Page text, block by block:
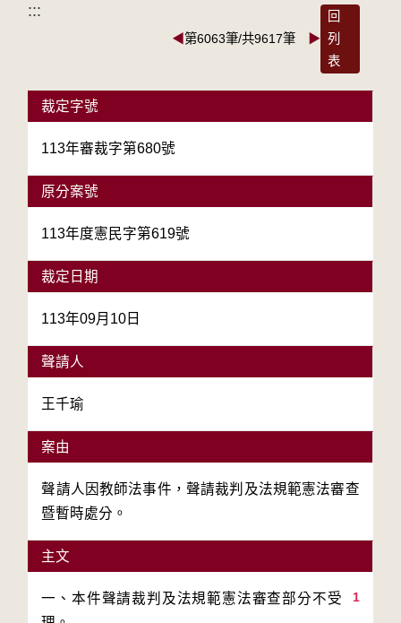
:::
◀第6063筆/共9617筆 ▶
回
列
表
裁定字號
113年審裁字第680號
原分案號
113年度憲民字第619號
裁定日期
113年09月10日
聲請人
王千瑜
案由
聲請人因教師法事件，聲請裁判及法規範憲法審查
暨暫時處分。
主文
1
一、本件聲請裁判及法規範憲法審查部分不受